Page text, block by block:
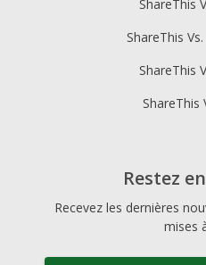
ShareThis
ShareThis
ShareThis
ShareThis
Restez
Recevez les dernières
mises